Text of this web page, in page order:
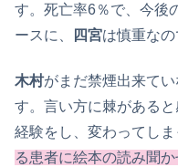
す。死亡率6％で、今後
ースに、
四宮は慎重なの
木村がまだ禁煙出来てい
す。言い方に棘があると
経験をし、変わってしま
る患者に絵本の読み聞